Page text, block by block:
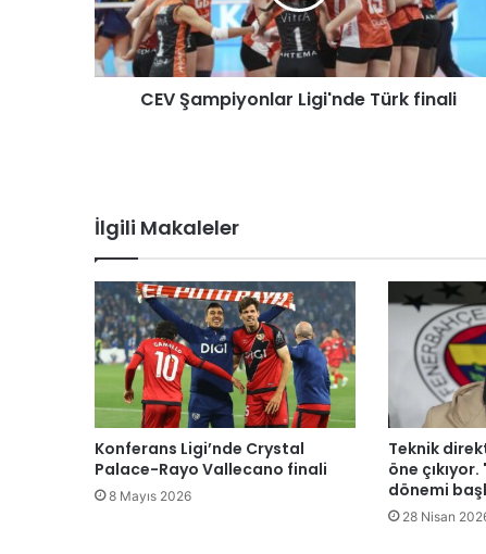
m
p
y
i
g
i
'
n
d
e
T
r
k
f
CEV Şampiyonlar Ligi'nde Türk finali
İlgili Makaleler
Konferans Ligi’nde Crystal
Palace-Rayo Vallecano finali
8 Mayıs 2026
Teknik
öne
dönemi
28 Nisan